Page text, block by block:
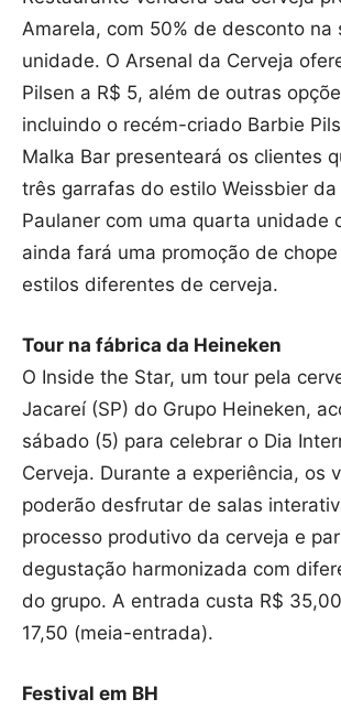
Amarela, com 50% de desconto na
unidade. O Arsenal da Cerveja
Pilsen a R$ 5, além de outras
incluindo o recém-criado Barbie
Malka Bar presenteará os clientes
três garrafas do estilo Weissbier da
Paulaner com uma quarta unidade
ainda fará uma promoção de
estilos diferentes de cerveja.
Tour na fábrica da Heineken
O Inside the Star, um tour pela
Jacareí (SP) do Grupo Heineken,
sábado (5) para celebrar o Dia
Cerveja. Durante a experiência, os
poderão desfrutar de salas
processo produtivo da cerveja e
degustação harmonizada com
do grupo. A entrada custa R$
17,50 (meia-entrada).
Festival em BH